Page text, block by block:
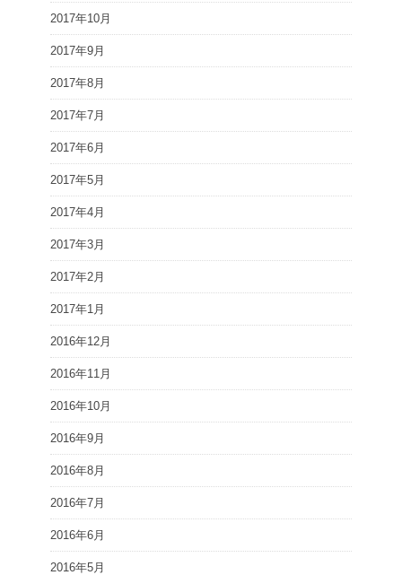
2017年10月
2017年9月
2017年8月
2017年7月
2017年6月
2017年5月
2017年4月
2017年3月
2017年2月
2017年1月
2016年12月
2016年11月
2016年10月
2016年9月
2016年8月
2016年7月
2016年6月
2016年5月